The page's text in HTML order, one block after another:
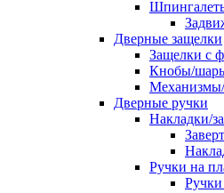
Дверные защелки
Защелки с
Кнобы/
Механизмы/
Дверные ручки
Накладки/
Ручки на
Ручки